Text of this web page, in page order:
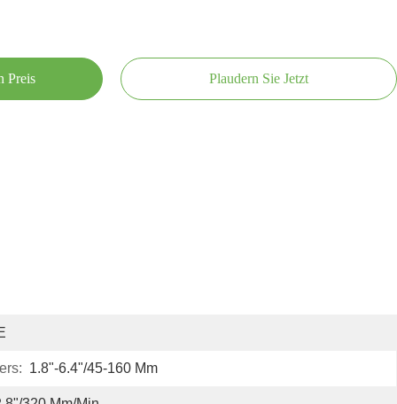
Preis Plaudern Sie Jetzt
1.8"-6.4"/45-160 Mm